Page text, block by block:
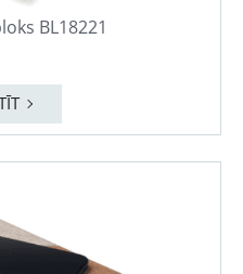
BL18221